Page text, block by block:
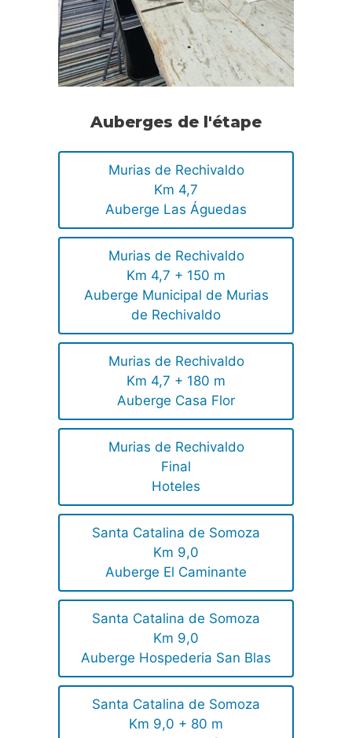
Auberges de l'étape
Murias de Rechivaldo
Km 4,7
Auberge Las Águedas
Murias de Rechivaldo
Km 4,7 + 150 m
Auberge Municipal de Murias
de Rechivaldo
Murias de Rechivaldo
Km 4,7 + 180 m
Auberge Casa Flor
Murias de Rechivaldo
Final
Hoteles
Santa Catalina de Somoza
Km 9,0
Auberge El Caminante
Santa Catalina de Somoza
Km 9,0
Auberge Hospederia San Blas
Santa Catalina de Somoza
Km 9,0 + 80 m